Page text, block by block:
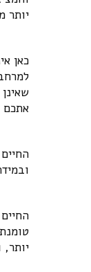
יותר
כאן
אתכם
יותר,